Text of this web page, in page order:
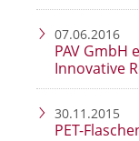
07.06.2016
PAV GmbH
Innovative
30.11.2015
PET-